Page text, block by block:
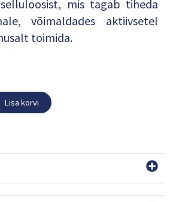
mis tagab tiheda
võimaldades aktiivsetel
toimida.
Lisa korvi